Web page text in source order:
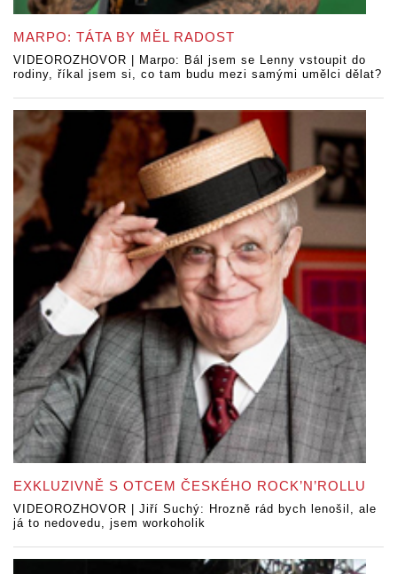
MARPO: TÁTA BY MĚL RADOST
VIDEOROZHOVOR | Marpo: Bál jsem se Lenny vstoupit do
rodiny, říkal jsem si, co tam budu mezi samými umělci dělat?
EXKLUZIVNĚ S OTCEM ČESKÉHO ROCK’N’ROLLU
VIDEOROZHOVOR | Jiří Suchý: Hrozně rád bych lenošil, ale
já to nedovedu, jsem workoholik